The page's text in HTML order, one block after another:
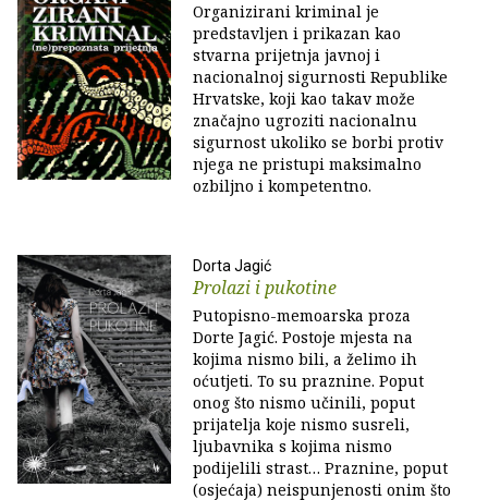
Organizirani kriminal je
predstavljen i prikazan kao
stvarna prijetnja javnoj i
nacionalnoj sigurnosti Republike
Hrvatske, koji kao takav može
značajno ugroziti nacionalnu
sigurnost ukoliko se borbi protiv
njega ne pristupi maksimalno
ozbiljno i kompetentno.
Dorta Jagić
Prolazi i pukotine
Putopisno-memoarska proza
Dorte Jagić. Postoje mjesta na
kojima nismo bili, a želimo ih
oćutjeti. To su praznine. Poput
onog što nismo učinili, poput
prijatelja koje nismo susreli,
ljubavnika s kojima nismo
podijelili strast… Praznine, poput
(osjećaja) neispunjenosti onim što